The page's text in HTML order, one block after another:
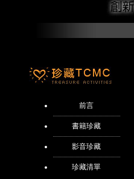
前言
書籍珍藏
影音珍藏
珍藏清單